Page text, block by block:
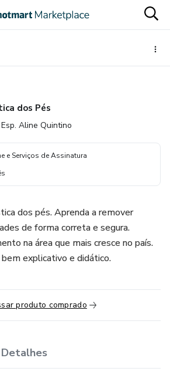
dos Pés
Esp. Aline Quintino
e Serviços de Assinatura
dos pés. Aprenda a remover
de forma correta e segura.
na área que mais cresce no país.
explicativo e didático.
produto comprado
Detalhes